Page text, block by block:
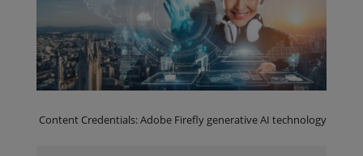
Content Credentials: Adobe Firefly generative AI technology